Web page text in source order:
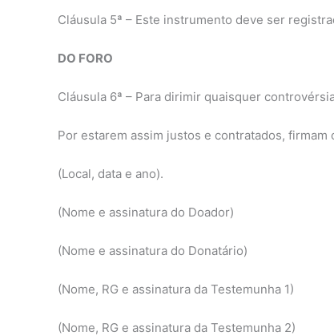
Cláusula 5ª – Este instrumento deve ser
DO FORO
Cláusula 6ª – Para dirimir quaisquer
Por estarem assim justos e contratados,
(Local, data e ano).
(Nome e assinatura do Doador)
(Nome e assinatura do Donatário)
(Nome, RG e assinatura da Testemunha 1)
(Nome, RG e assinatura da Testemunha 2)